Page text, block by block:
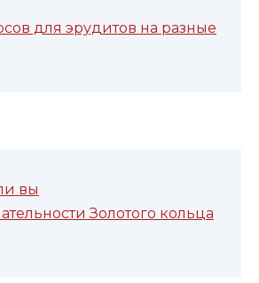
для эрудитов на разные
вы
Золотого кольца